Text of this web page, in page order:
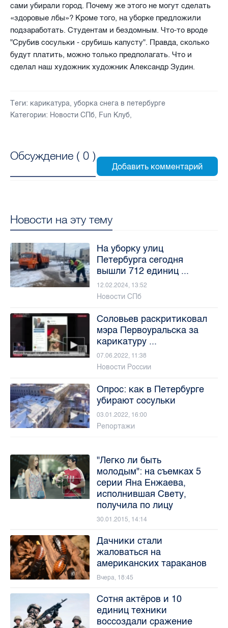
сами убирали город. Почему же этого не могут сделать
«здоровые лбы»? Кроме того, на уборке предложили
подзаработать. Студентам и бездомным. Что-то вроде
"Срубив сосульки - срубишь капусту". Правда, сколько
будут платить, можно только предполагать. Что и
сделал наш художник художник Александр Зудин.
Теги: карикатура, уборка снега в петербурге
Категории: Новости СПб, Fun Клуб,
Обсуждение ( 0 )
Новости на эту тему
На уборку улиц
Петербурга сегодня
вышли 712 единиц ...
12.02.2024, 13:52
Новости СПб
Соловьев раскритиковал
мэра Первоуральска за
карикатуру ...
07.06.2022, 11:38
Новости России
Опрос: как в Петербурге
убирают сосульки
03.01.2022, 16:00
Репортажи
"Легко ли быть
молодым": на съемках 5
серии Яна Енжаева,
исполнившая Свету,
получила по лицу
30.01.2015, 14:14
Дачники стали
жаловаться на
американских тараканов
Вчера, 18:45
Сотня актёров и 10
единиц техники
воссоздали сражение